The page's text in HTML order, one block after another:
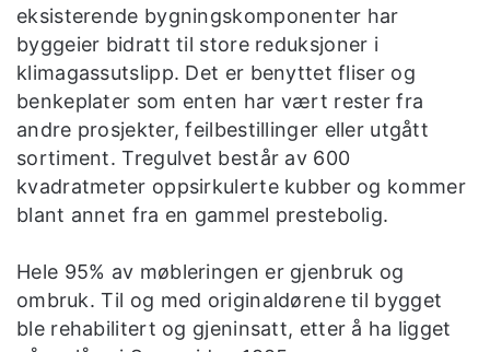
eksisterende bygningskomponenter har
byggeier bidratt til store reduksjoner i
klimagassutslipp. Det er benyttet fliser og
benkeplater som enten har vært rester fra
andre prosjekter, feilbestillinger eller utgått
sortiment. Tregulvet består av 600
kvadratmeter oppsirkulerte kubber og kommer
blant annet fra en gammel prestebolig.
Hele 95% av møbleringen er gjenbruk og
ombruk. Til og med originaldørene til bygget
ble rehabilitert og gjeninsatt, etter å ha ligget